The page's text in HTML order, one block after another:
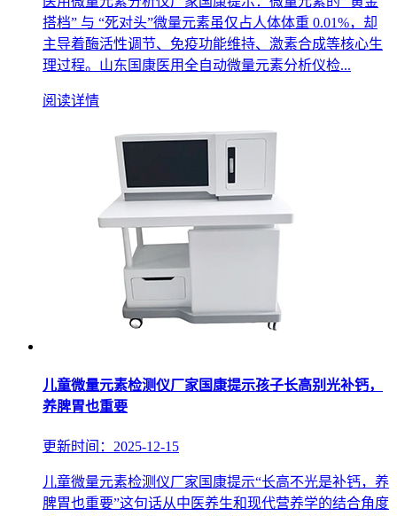
搭档” 与 “死对头”微量元素虽仅占人体体重 0.01%，却
主导着酶活性调节、免疫功能维持、激素合成等核心生
理过程。山东国康医用全自动微量元素分析仪检...
阅读详情
儿童微量元素检测仪厂家国康提示孩子长高别光补钙，
养脾胃也重要
更新时间：2025-12-15
儿童微量元素检测仪厂家国康提示“长高不光是补钙，养
脾胃也重要”这句话从中医养生和现代营养学的结合角度